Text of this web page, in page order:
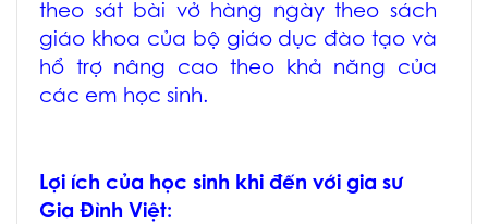
theo sát bài vở hàng ngày theo sách
giáo khoa của bộ giáo dục đào tạo và
hổ trợ nâng cao theo khả năng của
các em học sinh.
Lợi ích của học sinh khi đến với gia sư
Gia Đình Việt: